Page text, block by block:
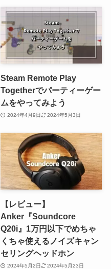
Steam Remote Play
Togetherでパーティーゲー
ムをやってみよう
2024年4月9日 2024年5月3日
【レビュー】
Anker『Soundcore
Q20i』1万円以下でめちゃ
くちゃ使えるノイズキャン
セリングヘッドホン
2024年5月2日 2024年5月23日